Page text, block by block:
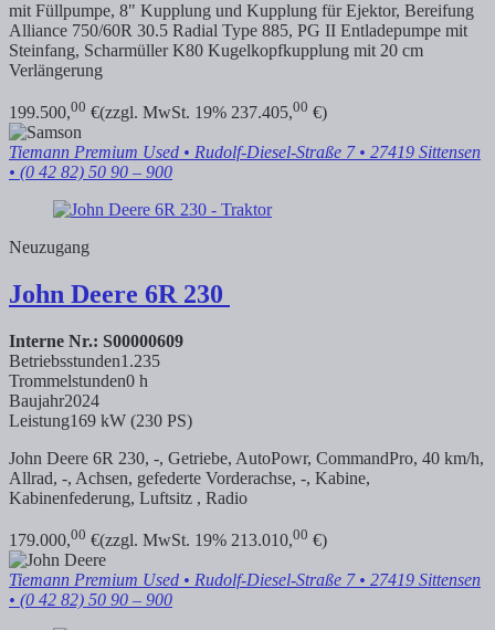
mit Füllpumpe, 8" Kupplung und Kupplung für Ejektor, Bereifung
Alliance 750/60R 30.5 Radial Type 885, PG II Entladepumpe mit
Steinfang, Scharmüller K80 Kugelkopfkupplung mit 20 cm
Verlängerung
199.500,00 €(zzgl. MwSt. 19% 237.405,00 €)
Tiemann Premium Used • Rudolf-Diesel-Straße 7 • 27419 Sittensen
• (0 42 82) 50 90 – 900
Neuzugang
John Deere 6R 230
Interne Nr.: S00000609
Betriebsstunden1.235
Trommelstunden0 h
Baujahr2024
Leistung169 kW (230 PS)
John Deere 6R 230, -, Getriebe, AutoPowr, CommandPro, 40 km/h,
Allrad, -, Achsen, gefederte Vorderachse, -, Kabine,
Kabinenfederung, Luftsitz , Radio
179.000,00 €(zzgl. MwSt. 19% 213.010,00 €)
Tiemann Premium Used • Rudolf-Diesel-Straße 7 • 27419 Sittensen
• (0 42 82) 50 90 – 900